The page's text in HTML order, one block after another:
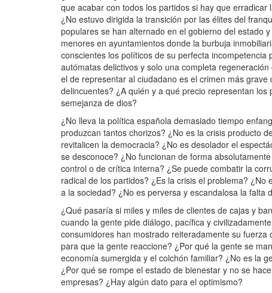
que acabar con todos los partidos si hay que
¿No estuvo dirigida la transición por las élites del
populares se han alternado en el gobierno del estado
menores en ayuntamientos donde la burbuja
conscientes los políticos de su perfecta
autómatas delictivos y solo una completa
el de representar al ciudadano es el crimen más
delincuentes? ¿A quién y a qué precio representan
semejanza de dios?
¿No lleva la política española demasiado tiempo
produzcan tantos chorizos? ¿No es la crisis producto
revitalicen la democracia? ¿No es desolador el
se desconoce? ¿No funcionan de forma
control o de crítica interna? ¿Se puede combatir la
radical de los partidos? ¿Es la crisis el problema?
a la sociedad? ¿No es perversa y escandalosa la falta
¿Qué pasaría si miles y miles de clientes de cajas y
cuando la gente pide diálogo, pacífica y
consumidores han mostrado reiteradamente su
para que la gente reaccione? ¿Por qué la gente se
economía sumergida y el colchón familiar? ¿No es la
¿Por qué se rompe el estado de bienestar y no se
empresas? ¿Hay algún dato para el optimismo?